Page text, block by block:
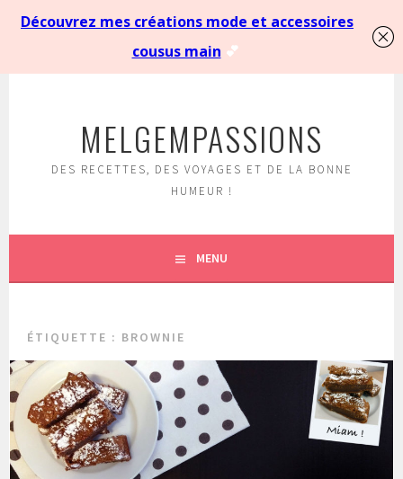
MELGEMPASSIONS
DES RECETTES, DES VOYAGES ET DE LA BONNE
HUMEUR !
MENU
ÉTIQUETTE : BROWNIE